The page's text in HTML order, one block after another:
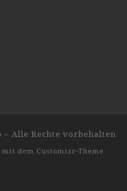
– Alle Rechte vorbehalten
dem Customizr-Theme